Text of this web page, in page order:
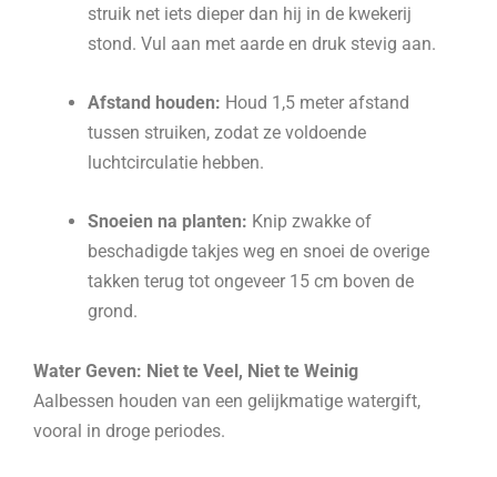
struik net iets dieper dan hij in de kwekerij
stond. Vul aan met aarde en druk stevig aan.
Afstand houden: Houd 1,5 meter afstand
tussen struiken, zodat ze voldoende
luchtcirculatie hebben.
Snoeien na planten: Knip zwakke of
beschadigde takjes weg en snoei de overige
takken terug tot ongeveer 15 cm boven de
grond.
Water Geven: Niet te Veel, Niet te Weinig
Aalbessen houden van een gelijkmatige watergift,
vooral in droge periodes.